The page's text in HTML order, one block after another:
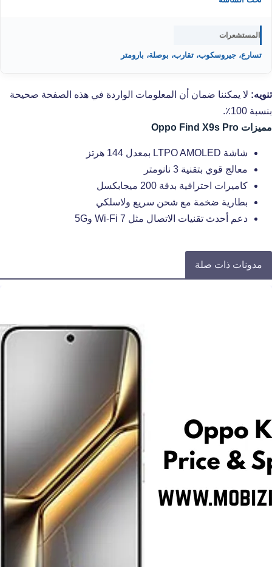
المستشعرات
تسارع، جيروسكوب، تقارب، بوصلة، بارومتر
تنويه: لا يمكننا ضمان أن المعلومات الواردة في هذه الصفحة صحيحة
بنسبة 100٪.
مميزات Oppo Find X9s Pro
شاشة LTPO AMOLED بمعدل 144 هرتز
معالج قوي بتقنية 3 نانومتر
كاميرات احترافية بدقة 200 ميجابكسل
بطارية ضخمة مع شحن سريع ولاسلكي
دعم أحدث تقنيات الاتصال مثل Wi-Fi 7 و5G
مدونات ذات صلة